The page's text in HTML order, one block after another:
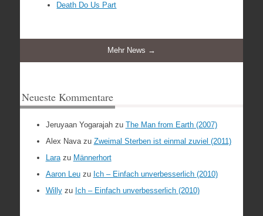
Death Do Us Part
Mehr News →
Neueste Kommentare
Jeruyaan Yogarajahzu The Man from Earth (2007)
Alex Navazu Zweimal Sterben ist einmal zuviel (2011)
Larazu Männerhort
Aaron Leuzu Ich – Einfach unverbesserlich (2010)
Willyzu Ich – Einfach unverbesserlich (2010)